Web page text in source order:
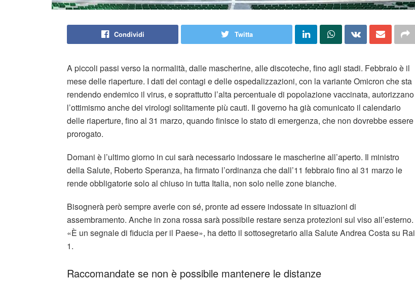
Condividi Twitta
A piccoli passi verso la normalità, dalle mascherine, alle discoteche, fino agli stadi. Febbraio è il
mese delle riaperture. I dati dei contagi e delle ospedalizzazioni, con la variante Omicron che sta
rendendo endemico il virus, e soprattutto l’alta percentuale di popolazione vaccinata, autorizzano
l’ottimismo anche dei virologi solitamente più cauti. Il governo ha già comunicato il calendario
delle riaperture, fino al 31 marzo, quando finisce lo stato di emergenza, che non dovrebbe essere
prorogato.
Domani è l’ultimo giorno in cui sarà necessario indossare le mascherine all’aperto. Il ministro
della Salute, Roberto Speranza, ha firmato l’ordinanza che dall’11 febbraio fino al 31 marzo le
rende obbligatorie solo al chiuso in tutta Italia, non solo nelle zone bianche.
Bisognerà però sempre averle con sé, pronte ad essere indossate in situazioni di
assembramento. Anche in zona rossa sarà possibile restare senza protezioni sul viso all’esterno.
«È un segnale di fiducia per il Paese», ha detto il sottosegretario alla Salute Andrea Costa su Rai
1.
Raccomandate se non è possibile mantenere le distanze